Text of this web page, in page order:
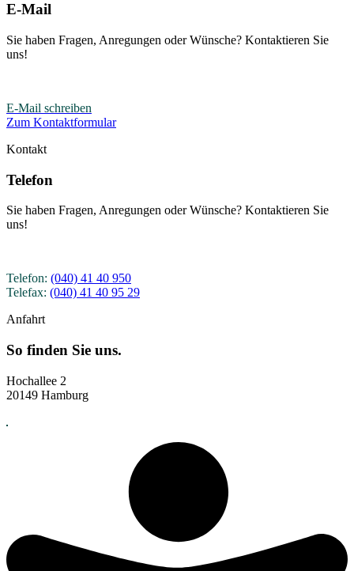
E-Mail
Sie haben Fragen, Anregungen oder Wünsche? Kontaktieren Sie
uns!
E-Mail schreiben
Zum Kontaktformular
Kontakt
Telefon
Sie haben Fragen, Anregungen oder Wünsche? Kontaktieren Sie
uns!
Telefon: (040) 41 40 950
Telefax: (040) 41 40 95 29
Anfahrt
So finden Sie uns.
Hochallee 2
20149 Hamburg